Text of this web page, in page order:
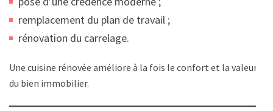
remplacement du plan de travail ;
rénovation du carrelage.
Une cuisine rénovée améliore à la fois le confort et la valeur
du bien immobilier.